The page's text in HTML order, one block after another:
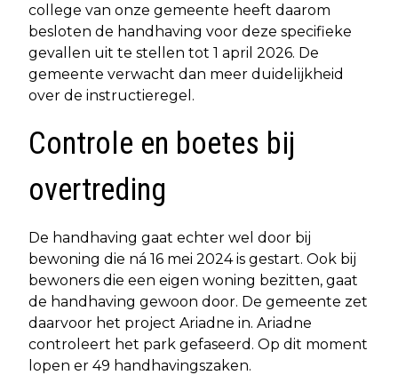
college van onze gemeente heeft daarom
besloten de handhaving voor deze specifieke
gevallen uit te stellen tot 1 april 2026. De
gemeente verwacht dan meer duidelijkheid
over de instructieregel.
Controle en boetes bij
overtreding
De handhaving gaat echter wel door bij
bewoning die ná 16 mei 2024 is gestart. Ook bij
bewoners die een eigen woning bezitten, gaat
de handhaving gewoon door. De gemeente zet
daarvoor het project Ariadne in. Ariadne
controleert het park gefaseerd. Op dit moment
lopen er 49 handhavingszaken.